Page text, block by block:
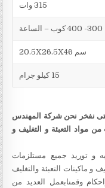
315 وات
300- 400 كوب – الساعة
سم 20.5X26.5X46
15 كيلو جرام
نفخر نحن شركة المهندس
مواد التعبئة و التغليف و
و توريد جميع مستلزمات
و ماكينات التعبئة والتغليف
وقمنابعمل العديد من